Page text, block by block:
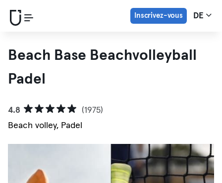
Inscrivez-vous DE
Beach Base Beachvolleyball
Padel
4.8
(1975)
Beach volley, Padel